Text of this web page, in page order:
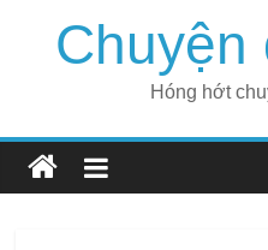
Chuyện
Hóng hớt